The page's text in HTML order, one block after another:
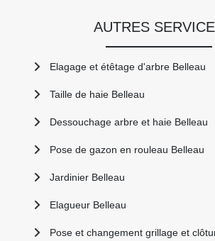
AUTRES
Elagage et étêtage d'arbre Belleau
Taille de haie Belleau
Dessouchage arbre et haie Belleau
Pose de gazon en rouleau Belleau
Jardinier Belleau
Elagueur Belleau
Pose et changement grillage et